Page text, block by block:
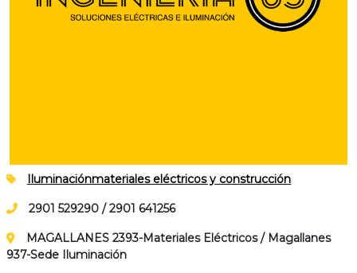
Iluminaciónmateriales eléctricos y construcción
2901 529290 / 2901 641256
MAGALLANES 2393-Materiales Eléctricos / Magallanes
937-Sede Iluminación